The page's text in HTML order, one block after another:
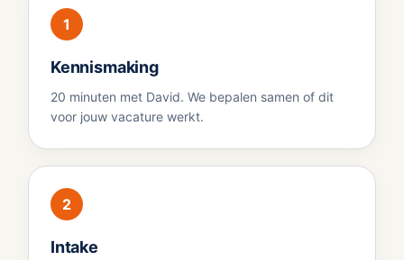
1
Kennismaking
20 minuten met David. We bepalen samen of dit
voor jouw vacature werkt.
2
Intake